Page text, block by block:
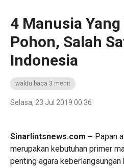
4 Manusia
Pohon, Salah
Indonesia
waktu baca 3 menit
Selasa, 23 Jul 2019 00:36
Sinarlintsnews.com – Papan
merupakan kebutuhan primer
penting agara keberlangsungan